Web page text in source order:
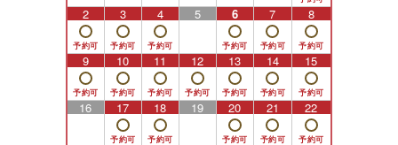
2 3 4 5 6 7 8
9 10 11 12 13 14 15
16 17 18 19 20 21 22